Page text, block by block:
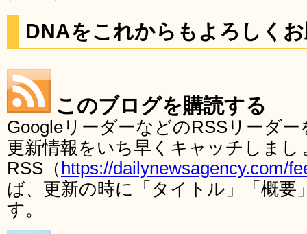
DNAをこれからもよろしく
このブログを購読する
GoogleリーダーなどのRSSリーダ
更新情報をいち早くキャッチしま
RSS（ https://dailynewsagency.com/
ば、更新の時に「タイトル」「概要
す。